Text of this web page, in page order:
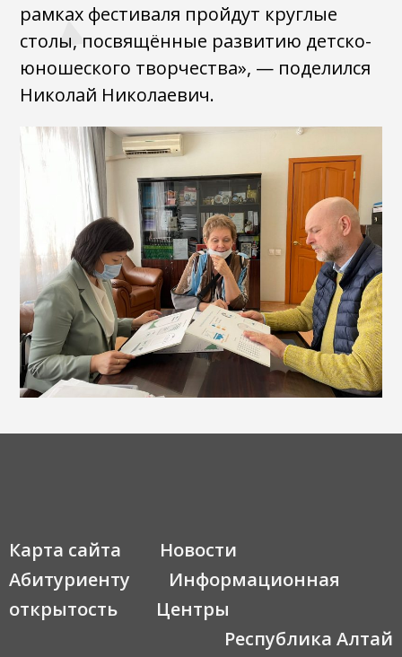
рамках фестиваля пройдут круглые
столы, посвящённые развитию детско-
юношеского творчества», — поделился
Николай Николаевич.
Карта сайта
Новости
Абитуриенту
Информационная
открытость
Центры
Республика Алтай